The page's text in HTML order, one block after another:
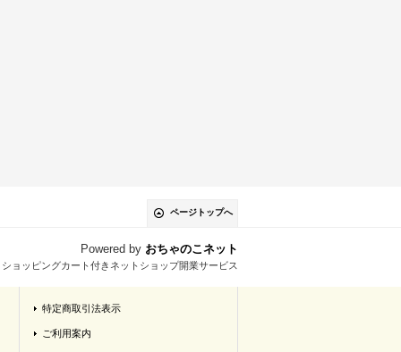
ページトップへ
Powered by おちゃのこネット
ョッピングカート付きネットショップ開業サービス
特定商取引法表示
ご利用案内